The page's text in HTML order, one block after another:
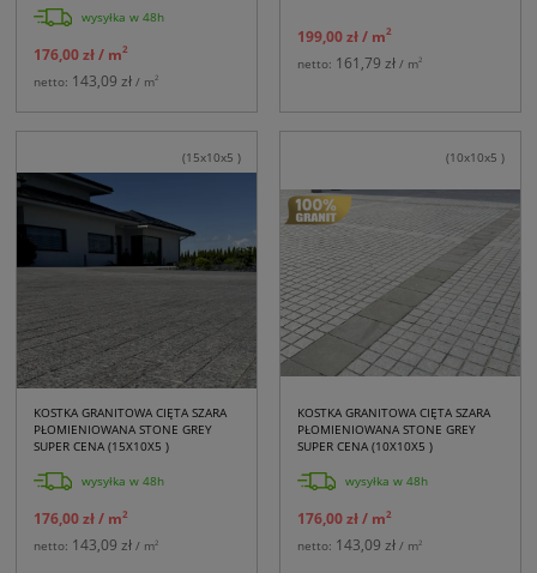
wysyłka w 48h
176,00 zł/ m2
netto: 143,09 zł / m2
199,00 zł/ m2
netto: 161,79 zł / m2
KOSTKA GRANITOWA CIĘTA SZARA
PŁOMIENIOWANA STONE GREY
SUPER CENA (15X10X5 )
wysyłka w 48h
176,00 zł/ m2
netto: 143,09 zł / m2
(15x10x5 )
KOSTKA GRANITOWA CIĘTA SZARA
PŁOMIENIOWANA STONE GREY
SUPER CENA (10X10X5 )
wysyłka w 48h
176,00 zł/ m2
netto: 143,09 zł / m2
(10x10x5 )